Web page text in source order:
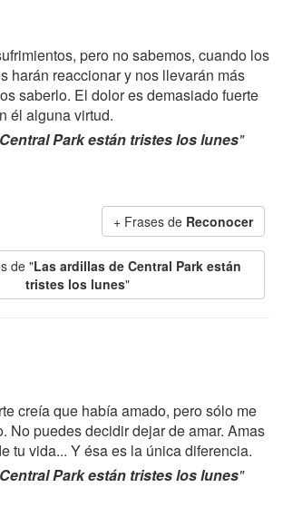
pero no sabemos, cuando los
harán reaccionar y nos llevarán más
saberlo. El dolor es demasiado fuerte
él alguna virtud.
Park están tristes los lunes"
+ Frases de Reconocer
de "Las ardillas de Central Park están
tristes los lunes"
creía que había amado, pero sólo me
No puedes decidir dejar de amar. Amas
tu vida... Y ésa es la única diferencia.
Park están tristes los lunes"